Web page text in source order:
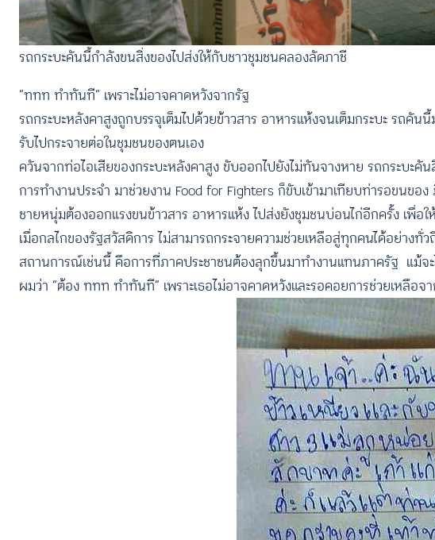
รถกระบะคันนี้กำลังขนสิ่งของไปส่งให้กับชาวชุมชนคลองลัดภาชี
“ททท ทำทันที” เพราะไม่อาจคาดหวังจากรัฐ
รถกระบะหลังคาสูงถูกบรรจุเต็มไปด้วยข้าวสาร อาหารแห้งจนเต็มกระบะ รถคั
รับไปกระจายต่อในชุมชนของตนเอง
ควันจากท่อไอเสียของกระบะหลังคาสูง ขับออกไปยังไม่ทันจางหาย รถกระบะคัน
การทำงานประจำ มาช่วยงาน Food for Fighters ก็ขับเข้ามาเทียบท่ารอขนข
ชายหนุ่มต้องออกแรงขนข้าวสาร อาหารแห้ง ไปส่งยังชุมชนบ่อนไก่อีกครั้ง เพื่อ
เมื่อกลไกของรัฐสวัสดิการ ไม่สามารถกระจายความช่วยเหลือสู่ทุกคนได้อย่างทั่
สถานการณ์เช่นนี้ คือการที่ภาคประชาชนต้องลุกขึ้นมาทำงานแทนภาครัฐ แม้
ผมว่า “ต้อง ททท ทำทันที” เพราะเธอไม่อาจคาดหวังและรอคอยการช่วยเหลื